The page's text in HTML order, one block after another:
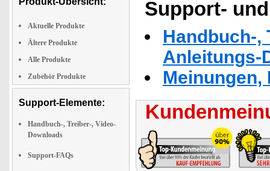
Aktuelle Produkte
Ältere Produkte
Alle Produkte
Zubehör Produkte
Support-Elemente:
Handbuch-, Treiber-, Video-
Downloads
Support-FAQs
Support-
Handbuch-,
Anleitungs-